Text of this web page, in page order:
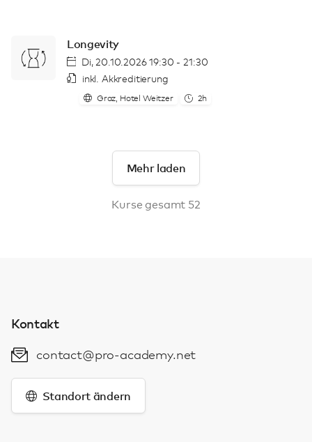
Longevity
Di, 20.10.2026 19:30 - 21:30
inkl. Akkreditierung
Graz, Hotel Weitzer 2h
Mehr laden
Kurse gesamt 52
Kontakt
contact@pro-academy.net
Standort ändern